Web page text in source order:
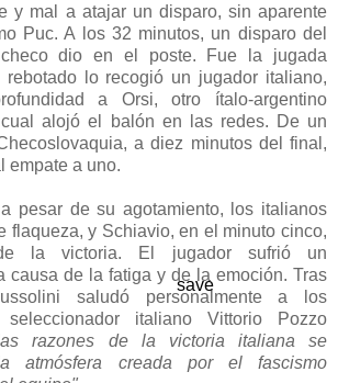
y mal a atajar un disparo, sin aparente
Puc. A los 32 minutos, un disparo del
checo dio en el poste. Fue la jugada
lo recogió un jugador italiano,
a Orsi, otro ítalo-argentino
alojó el balón en las redes. De un
a diez minutos del final,
empate a uno.
pesar de su agotamiento, los italianos
flaqueza, y Schiavio, en el minuto cinco,
la victoria. El jugador sufrió un
causa de la fatiga y de la emoción. Tras
saludó personalmente a los
italiano Vittorio Pozzo
razones de la victoria italiana se
atmósfera creada por el fascismo
save